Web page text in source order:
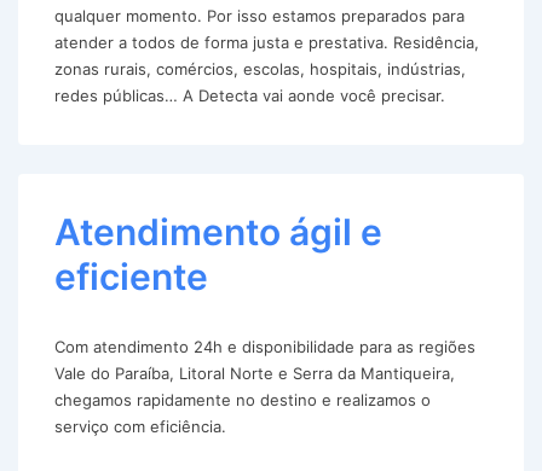
qualquer momento. Por isso estamos preparados para
atender a todos de forma justa e prestativa. Residência,
zonas rurais, comércios, escolas, hospitais, indústrias,
redes públicas… A Detecta vai aonde você precisar.
Atendimento ágil e
eficiente
Com atendimento 24h e disponibilidade para as regiões
Vale do Paraíba, Litoral Norte e Serra da Mantiqueira,
chegamos rapidamente no destino e realizamos o
serviço com eficiência.